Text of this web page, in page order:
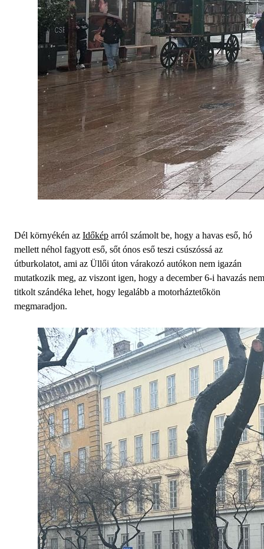
Dél környékén az Időkép arról számolt be, hogy a havas eső, hó
mellett néhol fagyott eső, sőt ónos eső teszi csúszóssá az
útburkolatot, ami az Üllői úton várakozó autókon nem igazán
mutatkozik meg, az viszont igen, hogy a december 6-i havazás nem
titkolt szándéka lehet, hogy legalább a motorháztetőkön
megmaradjon.